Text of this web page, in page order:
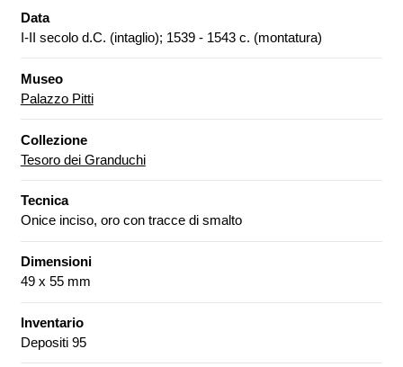
Data
I-II secolo d.C. (intaglio); 1539 - 1543 c. (montatura)
Museo
Palazzo Pitti
Collezione
Tesoro dei Granduchi
Tecnica
Onice inciso, oro con tracce di smalto
Dimensioni
49 x 55 mm
Inventario
Depositi 95